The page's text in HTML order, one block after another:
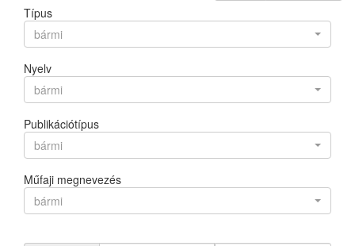
Típus
bármi
Nyelv
bármi
Publikációtípus
bármi
Műfaji megnevezés
bármi